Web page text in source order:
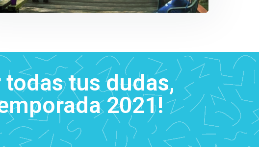
tus dudas,
2021!